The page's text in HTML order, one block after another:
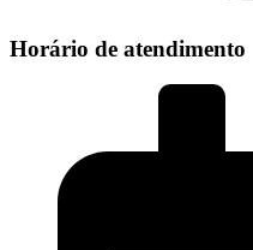
Horário de atendimento